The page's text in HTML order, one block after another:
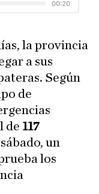
la provincia
a sus
Según
de
de 117
un
los